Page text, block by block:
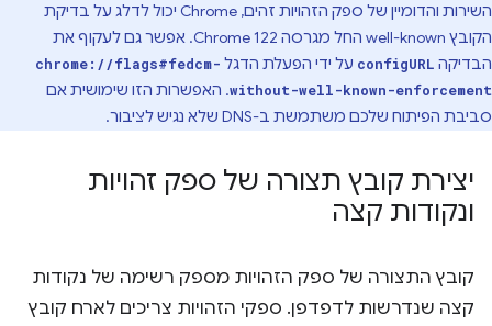
השירות והדומיין של ספק הזהויות זהים, Chrome יכול לדלג על בדיקת
הקובץ well-known החל מגרסה Chrome 122. אפשר גם לעקוף את
הבדיקה configURL על ידי הפעלת הדגל chrome://flags#fedcm-
without-well-known-enforcement. האפשרות הזו שימושית אם
סביבת הפיתוח שלכם משתמשת ב-DNS שלא נגיש לציבור.
יצירת קובץ תצורה של ספק זהויות
ונקודות קצה
קובץ התצורה של ספק הזהויות מספק רשימה של נקודות
קצה שנדרשות לדפדפן. ספקי הזהויות צריכים לארח קובץ